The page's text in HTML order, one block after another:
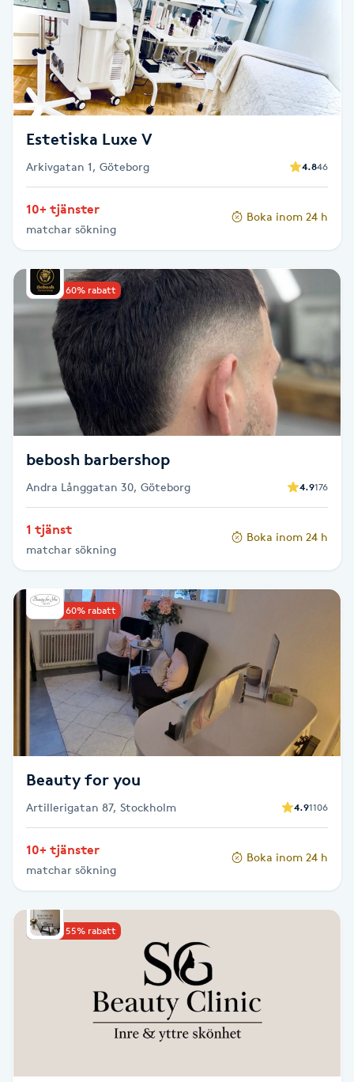
Eyeliner-tatuering
F
Face framing
Fet hårbotten
Fettreducering
Fillers
Fotmassage
Fotsvamp
Fotvård
Fransborttagning
Fransfärgning
Fransförlängning
Fransförlängning Megavolym
Fransförlängning Volym
Fransk manikyr
Fransrengöring
Frekvensterapi
Friskvård
Friskvårdsmassage
Funktionsanalys
Estetiska Luxe V
Arkivgatan 1, Göteborg 4.846
10+ tjänster
matchar sökning
Boka inom 24 h
Upp till 60% rabatt
bebosh barbershop
Andra Långgatan 30, Göteborg 4.9176
1 tjänst
matchar sökning
Boka inom 24 h
Upp till 60% rabatt
Beauty for you
Artillerigatan 87, Stockholm 4.91106
10+ tjänster
matchar sökning
Boka inom 24 h
Upp till 55% rabatt